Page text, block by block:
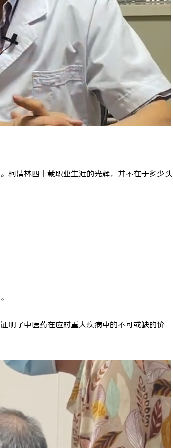
柯清林四十载职业生涯的光辉，并不在于多少头
明了中医药在应对重大疾病中的不可或缺的价